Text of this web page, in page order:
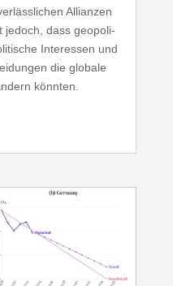
Allianzen
jedoch, dass geopo­li­
Inter­essen und
die globale
könnten.